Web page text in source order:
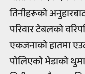
तिनीहरूको
परिवार टेबलको
एकजनाको हातमा
पोलिएको भेडाको